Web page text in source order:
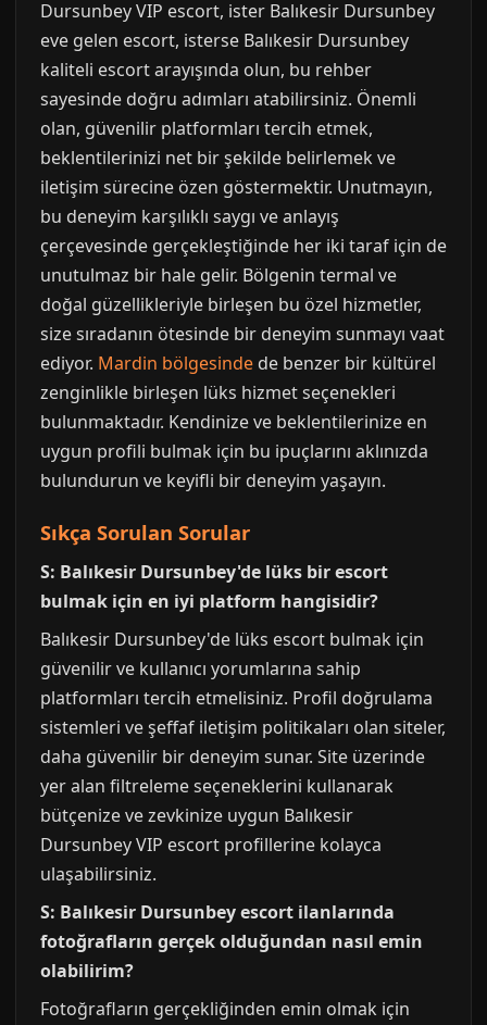
Dursunbey VIP escort, ister Balıkesir Dursunbey
eve gelen escort, isterse Balıkesir Dursunbey
kaliteli escort arayışında olun, bu rehber
sayesinde doğru adımları atabilirsiniz. Önemli
olan, güvenilir platformları tercih etmek,
beklentilerinizi net bir şekilde belirlemek ve
iletişim sürecine özen göstermektir. Unutmayın,
bu deneyim karşılıklı saygı ve anlayış
çerçevesinde gerçekleştiğinde her iki taraf için de
unutulmaz bir hale gelir. Bölgenin termal ve
doğal güzellikleriyle birleşen bu özel hizmetler,
size sıradanın ötesinde bir deneyim sunmayı vaat
ediyor. Mardin bölgesinde de benzer bir kültürel
zenginlikle birleşen lüks hizmet seçenekleri
bulunmaktadır. Kendinize ve beklentilerinize en
uygun profili bulmak için bu ipuçlarını aklınızda
bulundurun ve keyifli bir deneyim yaşayın.
Sıkça Sorulan Sorular
S: Balıkesir Dursunbey'de lüks bir escort
bulmak için en iyi platform hangisidir?
Balıkesir Dursunbey'de lüks escort bulmak için
güvenilir ve kullanıcı yorumlarına sahip
platformları tercih etmelisiniz. Profil doğrulama
sistemleri ve şeffaf iletişim politikaları olan siteler,
daha güvenilir bir deneyim sunar. Site üzerinde
yer alan filtreleme seçeneklerini kullanarak
bütçenize ve zevkinize uygun Balıkesir
Dursunbey VIP escort profillerine kolayca
ulaşabilirsiniz.
S: Balıkesir Dursunbey escort ilanlarında
fotoğrafların gerçek olduğundan nasıl emin
olabilirim?
Fotoğrafların gerçekliğinden emin olmak için